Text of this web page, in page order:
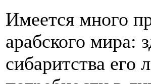
Имеется много
арабского мира:
сибаритства его